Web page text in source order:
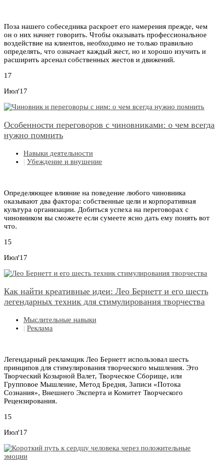
Поза нашего собеседника раскроет его намерения прежде, чем
он о них начнет говорить. Чтобы оказывать профессиональное
воздействие на клиентов, необходимо не только правильно
определять, что означает каждый жест, но и хорошо изучить и
расширить арсенал собственных жестов и движений.
17
Июл'17
Особенности переговоров с чиновниками: о чем всегда
нужно помнить
Навыки деятельности
| Убеждение и внушение
Определяющее влияние на поведение любого чиновника
оказывают два фактора: собственные цели и корпоративная
культура организации. Добиться успеха на переговорах с
чиновником вы сможете если сумеете ясно дать ему понять вот
что.
15
Июл'17
Как найти креативные идеи: Лео Бернетт и его шесть
легендарных техник для стимулирования творчества
Мыслительные навыки
| Реклама
Легендарный рекламщик Лео Бернетт использовал шесть
принципов для стимулирования творческого мышления. Это
Творческий Козырной Валет, Творческое Сборище, или
Групповое Мышление, Метод Бредня, Записи «Потока
Сознания», Внешнего Эксперта и Комитет Творческого
Рецензирования.
15
Июл'17